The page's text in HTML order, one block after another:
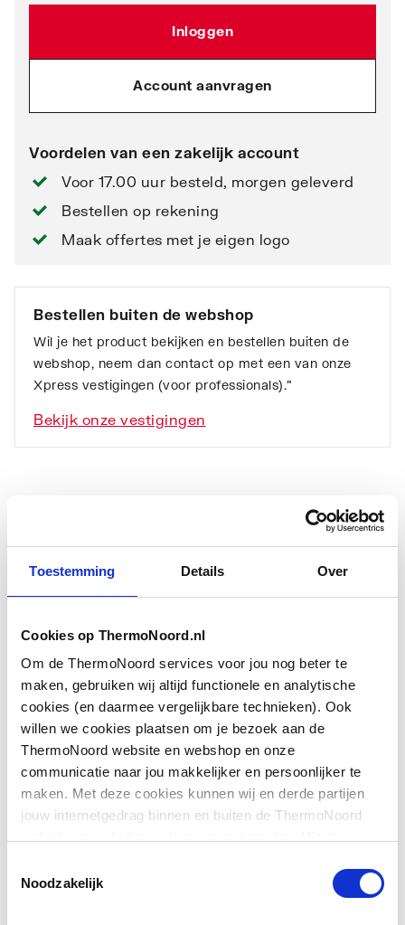
Toestemming Details Over
Cookies op ThermoNoord.nl
Om de ThermoNoord services voor jou nog beter te
maken, gebruiken wij altijd functionele en analytische
cookies (en daarmee vergelijkbare technieken). Ook
willen we cookies plaatsen om je bezoek aan de
ThermoNoord website en webshop en onze
communicatie naar jou makkelijker en persoonlijker te
maken. Met deze cookies kunnen wij en derde partijen
jouw internetgedrag binnen en buiten de ThermoNoord
communicatie aan jouw interesses aan. We slaan je
Noodzakelijk
Inloggen
Account aanvragen
Voordelen van een zakelijk account
Voor 17.00 uur besteld, morgen geleverd
Bestellen op rekening
Maak offertes met je eigen logo
Bestellen buiten de webshop
Wil je het product bekijken en bestellen buiten de
webshop, neem dan contact op met een van onze
Xpress vestigingen (voor professionals).”
Bekijk onze vestigingen